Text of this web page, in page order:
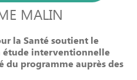
MALIN
la Santé soutient le
étude interventionnelle
du programme auprès des